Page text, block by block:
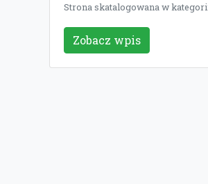
Strona skatalogowana w
Zobacz wpis